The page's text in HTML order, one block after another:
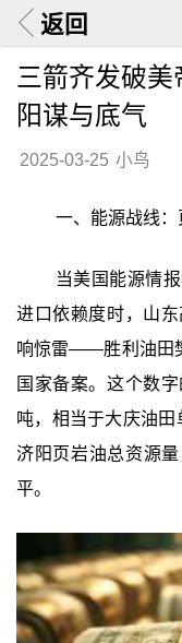
返回
三箭齐发破
阳谋与底气
2025-03-25 小鸟
一、能源战线：
当美国能源情
进口依赖度时，山
响惊雷——胜利油田
国家备案。这个数
吨，相当于大庆油
济阳页岩油总资源
平。